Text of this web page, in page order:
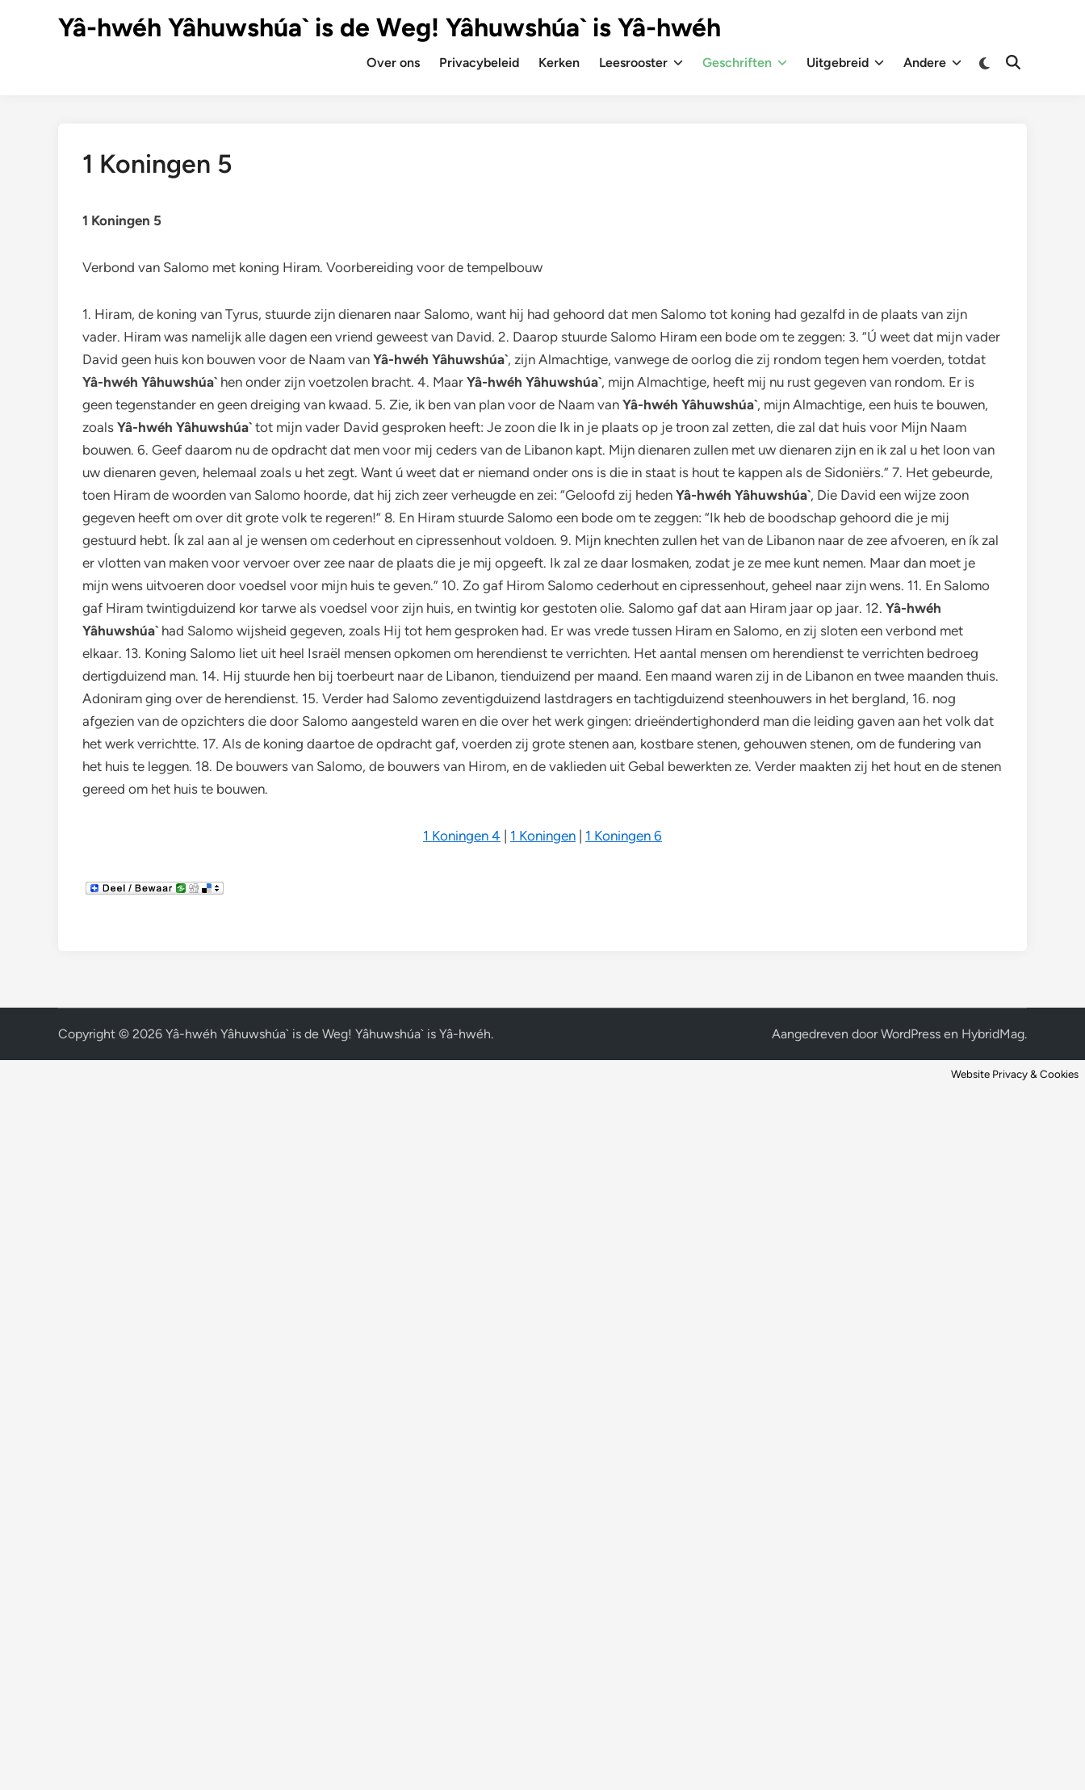
Yâ-hwéh Yâhuwshúa` is de Weg! Yâhuwshúa` is Yâ-hwéh
Over ons Privacybeleid Kerken Leesrooster Geschriften Uitgebreid Andere
Overschakelen
Zoeken
1 Koningen 5
1 Koningen 5
Verbond van Salomo met koning Hiram. Voorbereiding voor de tempelbouw
1. Hiram, de koning van Tyrus, stuurde zijn dienaren naar Salomo, want hij had gehoord dat men Salomo tot koning had gezalfd in de plaats van zijn
vader. Hiram was namelijk alle dagen een vriend geweest van David. 2. Daarop stuurde Salomo Hiram een bode om te zeggen: 3. “Ú weet dat mijn vader
David geen huis kon bouwen voor de Naam van Yâ-hwéh Yâhuwshúa`, zijn Almachtige, vanwege de oorlog die zij rondom tegen hem voerden, totdat
Yâ-hwéh Yâhuwshúa`hen onder zijn voetzolen bracht. 4. Maar Yâ-hwéh Yâhuwshúa`, mijn Almachtige, heeft mij nu rust gegeven van rondom. Er is
geen tegenstander en geen dreiging van kwaad. 5. Zie, ik ben van plan voor de Naam van Yâ-hwéh Yâhuwshúa`, mijn Almachtige, een huis te bouwen,
zoals Yâ-hwéh Yâhuwshúa`tot mijn vader David gesproken heeft: Je zoon die Ik in je plaats op je troon zal zetten, die zal dat huis voor Mijn Naam
bouwen. 6. Geef daarom nu de opdracht dat men voor mij ceders van de Libanon kapt. Mijn dienaren zullen met uw dienaren zijn en ik zal u het loon van
uw dienaren geven, helemaal zoals u het zegt. Want ú weet dat er niemand onder ons is die in staat is hout te kappen als de Sidoniërs.” 7. Het gebeurde,
toen Hiram de woorden van Salomo hoorde, dat hij zich zeer verheugde en zei: “Geloofd zij heden Yâ-hwéh Yâhuwshúa`, Die David een wijze zoon
gegeven heeft om over dit grote volk te regeren!” 8. En Hiram stuurde Salomo een bode om te zeggen: “Ik heb de boodschap gehoord die je mij
gestuurd hebt. Ík zal aan al je wensen om cederhout en cipressenhout voldoen. 9. Mijn knechten zullen het van de Libanon naar de zee afvoeren, en ík zal
er vlotten van maken voor vervoer over zee naar de plaats die je mij opgeeft. Ik zal ze daar losmaken, zodat je ze mee kunt nemen. Maar dan moet je
mijn wens uitvoeren door voedsel voor mijn huis te geven.” 10. Zo gaf Hirom Salomo cederhout en cipressenhout, geheel naar zijn wens. 11. En Salomo
gaf Hiram twintigduizend kor tarwe als voedsel voor zijn huis, en twintig kor gestoten olie. Salomo gaf dat aan Hiram jaar op jaar. 12. Yâ-hwéh
Yâhuwshúa`had Salomo wijsheid gegeven, zoals Hij tot hem gesproken had. Er was vrede tussen Hiram en Salomo, en zij sloten een verbond met
elkaar. 13. Koning Salomo liet uit heel Israël mensen opkomen om herendienst te verrichten. Het aantal mensen om herendienst te verrichten bedroeg
dertigduizend man. 14. Hij stuurde hen bij toerbeurt naar de Libanon, tienduizend per maand. Een maand waren zij in de Libanon en twee maanden thuis.
Adoniram ging over de herendienst. 15. Verder had Salomo zeventigduizend lastdragers en tachtigduizend steenhouwers in het bergland, 16. nog
afgezien van de opzichters die door Salomo aangesteld waren en die over het werk gingen: drieëndertighonderd man die leiding gaven aan het volk dat
het werk verrichtte. 17. Als de koning daartoe de opdracht gaf, voerden zij grote stenen aan, kostbare stenen, gehouwen stenen, om de fundering van
het huis te leggen. 18. De bouwers van Salomo, de bouwers van Hirom, en de vaklieden uit Gebal bewerkten ze. Verder maakten zij het hout en de stenen
gereed om het huis te bouwen.
1 Koningen 4 1 Koningen 1 Koningen 6
Copyright © 2026 Yâ-hwéh Yâhuwshúa` is de Weg! Yâhuwshúa` is Yâ-hwéh. Aangedreven doorWordPress en HybridMag.
Website Privacy & Cookies